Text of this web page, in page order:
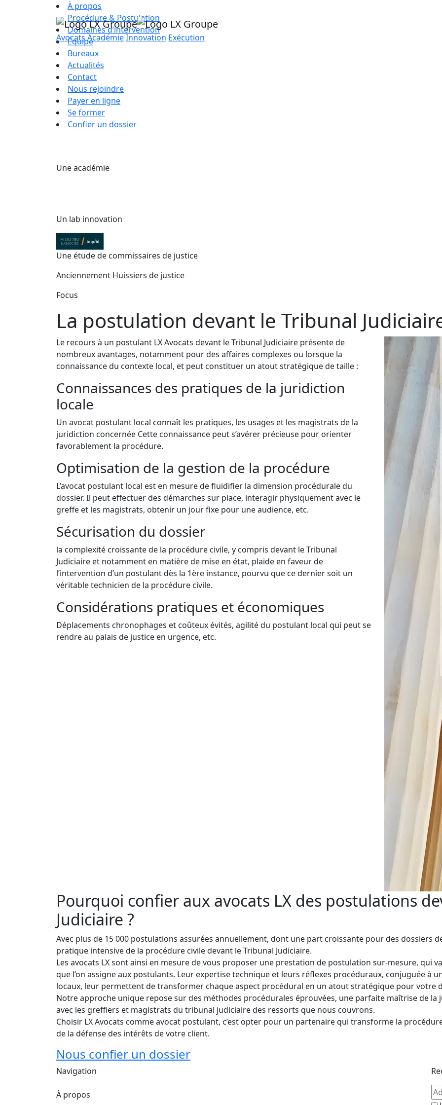
AvocatsAcadémieInnovation Exécution
À propos
Procédure & Postulation
Domaines d’intervention
Équipe
Bureaux
Actualités
Contact
Nous rejoindre
Payer en ligne
Se former
Confier un dossier
Une académie
Un lab innovation
Une étude de commissaires de justice
Anciennement Huissiers de justice
Focus
La postulation devant le Tribunal
Le recours à un postulant LX Avocats devant le Tribunal Judiciaire présente de
nombreux avantages, notamment pour des affaires complexes ou lorsque la
connaissance du contexte local, et peut constituer un atout stratégique de taille :
Connaissances des pratiques de la juridiction
locale
Un avocat postulant local connaît les pratiques, les usages et les magistrats de la
juridiction concernée Cette connaissance peut s’avérer précieuse pour orienter
favorablement la procédure.
Optimisation de la gestion de la procédure
L’avocat postulant local est en mesure de fluidifier la dimension procédurale du
dossier. Il peut effectuer des démarches sur place, interagir physiquement avec le
greffe et les magistrats, obtenir un jour fixe pour une audience, etc.
Sécurisation du dossier
la complexité croissante de la procédure civile, y compris devant le Tribunal
Judiciaire et notamment en matière de mise en état, plaide en faveur de
l’intervention d’un postulant dès la 1ère instance, pourvu que ce dernier soit un
véritable technicien de la procédure civile.
Considérations pratiques et économiques
Déplacements chronophages et coûteux évités, agilité du postulant local qui peut se
rendre au palais de justice en urgence, etc.
Pourquoi confier aux avocats LX des postulations
Judiciaire ?
Avec plus de 15 000 postulations assurées annuellement, dont une part croissante pour des dossiers
pratique intensive de la procédure civile devant le Tribunal Judiciaire.
Les avocats LX sont ainsi en mesure de vous proposer une prestation de postulation sur-mesure, qui
que l’on assigne aux postulants. Leur expertise technique et leurs réflexes procéduraux, conjuguée à
locaux, leur permettent de transformer chaque aspect procédural en un atout stratégique pour votre
Notre approche unique repose sur des méthodes procédurales éprouvées, une parfaite maîtrise de
avec les greffiers et magistrats du tribunal judiciaire des ressorts que nous couvrons.
Choisir LX Avocats comme avocat postulant, c’est opter pour un partenaire qui transforme la
de la défense des intérêts de votre client.
Nous confier un dossier
Navigation
À propos